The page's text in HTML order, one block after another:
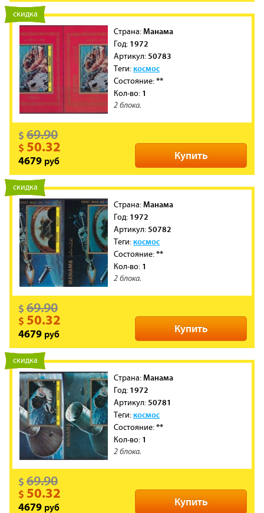
новинка
скидка
Cтрана:Манама
Год: 1972
Артикул: 50783
Теги: космос
Состояние:**
Кол-во: 1
2 блока.
Купить
$ 69.90
$ 50.32
4679 руб
новинка
скидка
Cтрана:Манама
Год: 1972
Артикул: 50782
Теги: космос
Состояние:**
Кол-во: 1
2 блока.
Купить
$ 69.90
$ 50.32
4679 руб
новинка
скидка
Cтрана:Манама
Год: 1972
Артикул: 50781
Теги: космос
Состояние:**
Кол-во: 1
2 блока.
Купить
$ 69.90
$ 50.32
4679 руб